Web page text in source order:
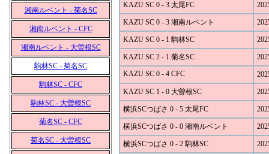
湘南ルベント - 菊名SC
湘南ルベント - CFC
湘南ルベント - 大曽根SC
駒林SC - 菊名SC
駒林SC - CFC
駒林SC - 大曽根SC
菊名SC - CFC
菊名SC - 大曽根SC
KAZU SC 0 - 3 太尾FC
KAZU SC 0 - 3 湘南ルベント
KAZU SC 0 - 1 駒林SC
KAZU SC 2 - 1 菊名SC
KAZU SC 0 - 4 CFC
KAZU SC 1 - 0 大曽根SC
横浜SCつばさ 0 - 5 太尾FC
横浜SCつばさ 0 - 0 湘南ルベント
横浜SCつばさ 0 - 2 駒林SC